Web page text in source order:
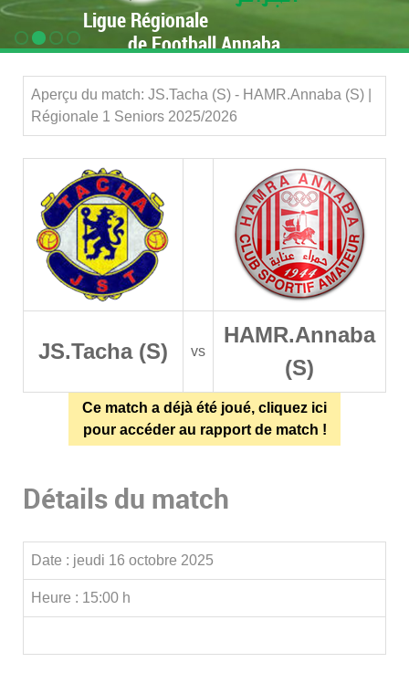
Ligue Régionale
de Football Annaba
Aperçu du match: JS.Tacha (S) - HAMR.Annaba (S) |
Régionale 1 Seniors 2025/2026
JS.Tacha (S) vs
HAMR.Annaba
(S)
Ce match a déjà été joué, cliquez ici
pour accéder au rapport de match !
Détails du match
Date : jeudi 16 octobre 2025
Heure : 15:00 h